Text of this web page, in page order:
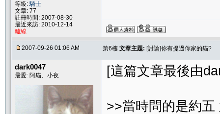
等級:騎士
文章: 77
註冊時間: 2007-08-30
最近來訪: 2010-12-14
離線
2007-09-26 01:06 AM 第6樓 文章主題: [討論]你有提過你家的貓?
dark0047
最愛: 阿貓、小夜 [這篇文章最後由
>>當時問的是約